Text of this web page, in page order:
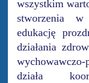
wszystkim
stworzenia w
edukację
działania
działa